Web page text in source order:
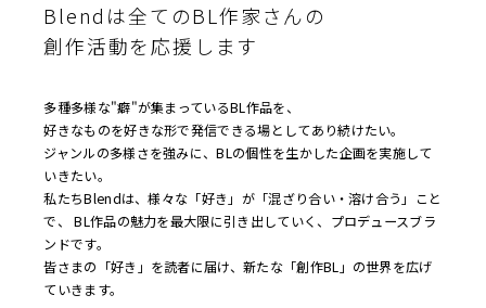
Blendは全てのBL作家さんの
創作活動を応援します
多種多様な"癖"が集まっているBL作品を、
好きなものを好きな形で発信できる場としてあり続けたい。
ジャンルの多様さを強みに、BLの個性を生かした企画を実施して
いきたい。
私たちBlendは、様々な「好き」が「混ざり合い・溶け合う」こと
で、 BL作品の魅力を最大限に引き出していく、プロデュースブラ
ンドです。
皆さまの「好き」を読者に届け、新たな「創作BL」の世界を広げ
ていきます。